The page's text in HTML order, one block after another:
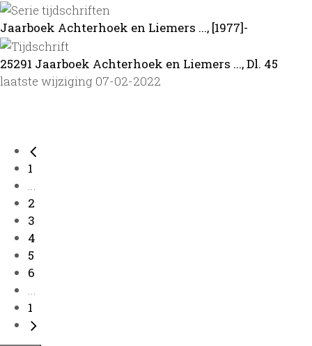
Jaarboek Achterhoek en Liemers ..., [1977]-
25291 Jaarboek Achterhoek en Liemers ..., Dl. 45
laatste wijziging 07-02-2022
1
...
2
3
4
5
6
...
1